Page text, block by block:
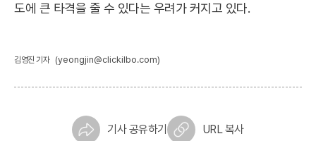
도에 큰 타격을 줄 수 있다는 우려가 커지고 있다.
김영진 기자 (yeongjin@clickilbo.com)
기사 공유하기 URL 복사